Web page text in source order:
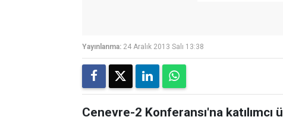
Yayınlanma: 24 Aralık 2013 Salı 13:38
Cenevre-2 Konferansı'na